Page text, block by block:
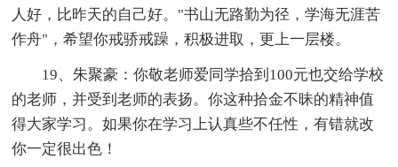
人好，比昨天的自己好。"书山无路勤为径，学海无涯苦
作舟"，希望你戒骄戒躁，积极进取，更上一层楼。
19、朱聚豪：你敬老师爱同学拾到100元也交给学校
的老师，并受到老师的表扬。你这种拾金不昧的精神值
得大家学习。如果你在学习上认真些不任性，有错就改
你一定很出色！